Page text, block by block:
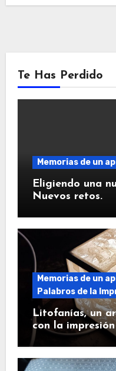
Te Has Perdido
Memorias de un
Eligiendo una
Nuevos retos.
Memorias de un
Palabros de la
Litofanías, un
con la